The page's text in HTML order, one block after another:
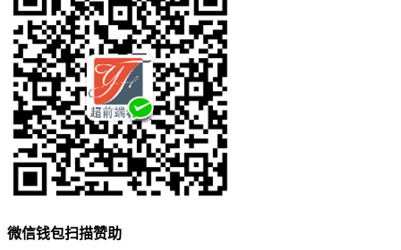
微信钱包扫描赞助